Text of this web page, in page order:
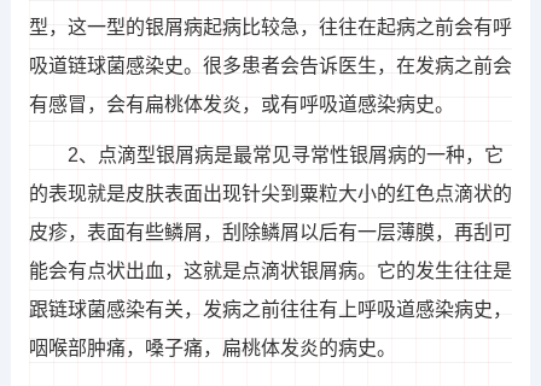
型，这一型的银屑病起病比较急，往往在起病之前会有呼
吸道链球菌感染史。很多患者会告诉医生，在发病之前会
有感冒，会有扁桃体发炎，或有呼吸道感染病史。
2、点滴型银屑病是最常见寻常性银屑病的一种，它
的表现就是皮肤表面出现针尖到粟粒大小的红色点滴状的
皮疹，表面有些鳞屑，刮除鳞屑以后有一层薄膜，再刮可
能会有点状出血，这就是点滴状银屑病。它的发生往往是
跟链球菌感染有关，发病之前往往有上呼吸道感染病史，
咽喉部肿痛，嗓子痛，扁桃体发炎的病史。